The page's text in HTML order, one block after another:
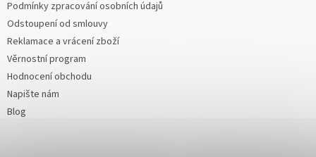
Podmínky zpracování osobních údajů
Odstoupení od smlouvy
Reklamace a vrácení zboží
Věrnostní program
Hodnocení obchodu
Napište nám
Blog